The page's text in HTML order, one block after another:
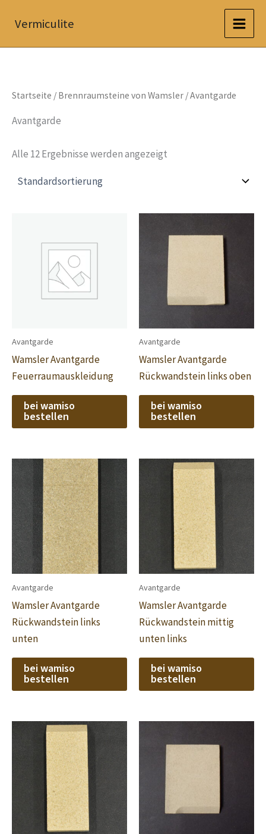
InhaltVermiculite
Startseite / Brennraumsteine von Wamsler / Avantgarde
Avantgarde
Alle 12 Ergebnisse werden angezeigt
Avantgarde
Wamsler Avantgarde
Feuerraumauskleidung
bei wamiso
bestellen
Avantgarde
Wamsler Avantgarde
Rückwandstein links oben
bei wamiso
bestellen
Avantgarde
Wamsler Avantgarde
Rückwandstein links
unten
bei wamiso
bestellen
Avantgarde
Wamsler Avantgarde
Rückwandstein mittig
unten links
bei wamiso
bestellen